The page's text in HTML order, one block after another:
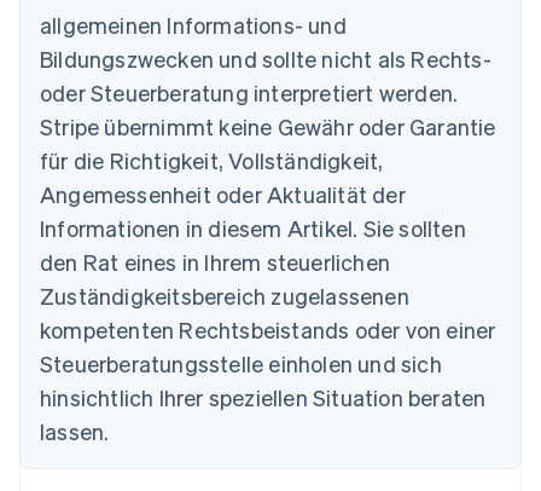
allgemeinen Informations- und
Bildungszwecken und sollte nicht als Rechts-
oder Steuerberatung interpretiert werden.
Stripe übernimmt keine Gewähr oder Garantie
für die Richtigkeit, Vollständigkeit,
Angemessenheit oder Aktualität der
Informationen in diesem Artikel. Sie sollten
den Rat eines in Ihrem steuerlichen
Zuständigkeitsbereich zugelassenen
kompetenten Rechtsbeistands oder von einer
Steuerberatungsstelle einholen und sich
hinsichtlich Ihrer speziellen Situation beraten
lassen.
English
Belgien
Brasilien
PortuguêsEnglish
Bulgarien
English
Dänemark
English
DeutschEnglish
Estland
English
Festlandchina
简体中文English
Finnland
Frankreich
FrançaisEnglish